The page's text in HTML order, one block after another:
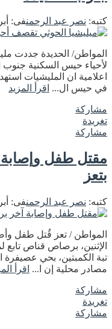
كتبه: نصر عبد الرحمنفى:
لأحياء حيس السكنية
اعلامية ان المليشيات
في حيس ال... اقرأ المزيد
مشاركة
تغريدة
مشاركة
مقتل طفل
بتعز
كتبه: نصر عبد الرحمنفى:
المواطن / تعز قُتل طفل
الإثنين، برصاص قناص تابع
تبة الكمبتين، بحي
مصادر محلية إن ا... اقرأ
مشاركة
تغريدة
مشاركة